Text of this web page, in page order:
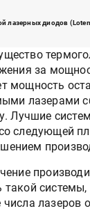
лазерных диодов
за
мощность
лазерами
Лучшие
следующей
лазеров
2026
и
для
выпускает
красок